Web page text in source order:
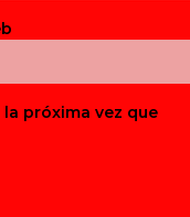
próxima vez que